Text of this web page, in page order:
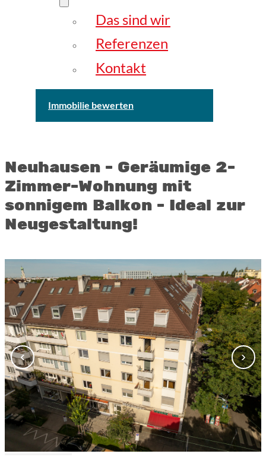
Das sind wir
Referenzen
Kontakt
Immobilie bewerten
Neuhausen - Geräumige 2-
Zimmer-Wohnung mit
sonnigem Balkon - Ideal zur
Neugestaltung!